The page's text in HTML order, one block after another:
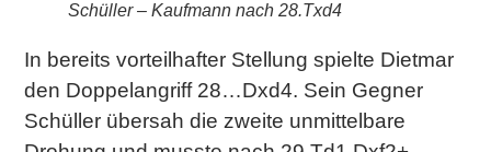
Schüller – Kaufmann nach 28.Txd4
In bereits vorteilhafter Stellung spielte Dietmar
den Doppelangriff 28…Dxd4. Sein Gegner
Schüller übersah die zweite unmittelbare